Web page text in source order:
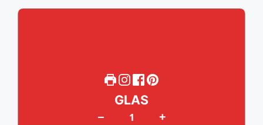
– +
GLAS